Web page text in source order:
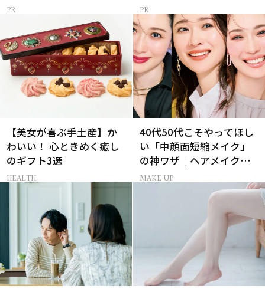
【美女が喜ぶ手土産】か
わいい！ 心ときめく癒し
のギフト3選
HEALTH
40代50代こそやってほし
い「中顔面短縮メイク」
の神ワザ｜ヘアメイク長
井かおりさん直伝
MAKE UP